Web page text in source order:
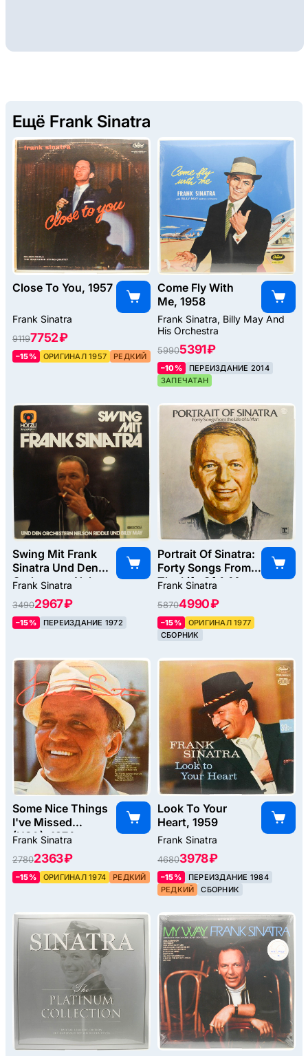
Ещё Frank Sinatra
Close To You, 1957
Frank Sinatra
91197752 ₽
–15% ОРИГИНАЛ 1957 РЕДКИЙ
Come Fly With
Me, 1958
Frank Sinatra, Billy May And
His Orchestra
59905391 ₽
–10%
ПЕРЕИЗДАНИЕ 2014
ЗАПЕЧАТАН
Swing Mit Frank
Sinatra Und Den
Orchestern Nelson
May, 1963
Frank Sinatra
34902967 ₽
–15% ПЕРЕИЗДАНИЕ 1972
Portrait Of Sinatra:
Forty Songs From
The Life Of A Man
Frank Sinatra
58704990 ₽
–15%
ОРИГИНАЛ 1977
СБОРНИК
Some Nice Things
I've Missed
(USA), 1974
Frank Sinatra
27802363 ₽
–15% ОРИГИНАЛ 1974 РЕДКИЙ
Look To Your
Heart, 1959
Frank Sinatra
46803978 ₽
–15%
ПЕРЕИЗДАНИЕ 1984
РЕДКИЙ
СБОРНИК